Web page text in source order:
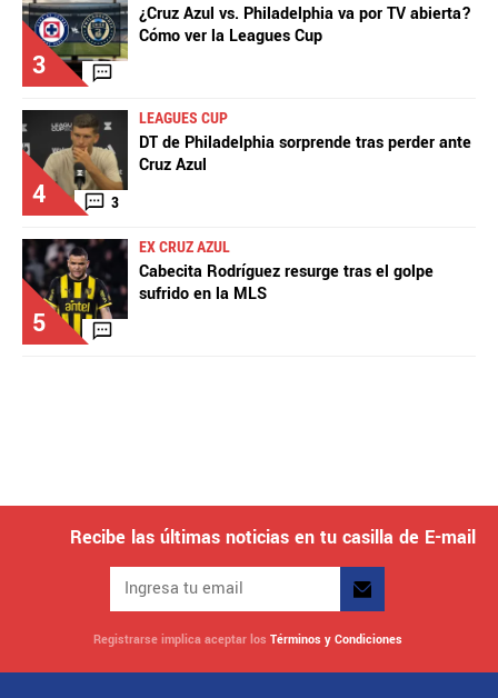
3
¿Cruz Azul vs. Philadelphia va por TV abierta?
Cómo ver la Leagues Cup
4 3
LEAGUES CUP
DT de Philadelphia sorprende tras perder ante
Cruz Azul
5
EX CRUZ AZUL
Cabecita Rodríguez resurge tras el golpe
sufrido en la MLS
Recibe las últimas noticias en tu casilla de E-mail
Registrarse implica aceptar los Términos y Condiciones